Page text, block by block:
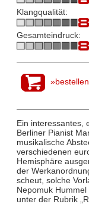
Klangqualität:
Gesamteindruck:
Ein interessantes,
Berliner Pianist
musikalische
verschiedenen
Hemisphäre
der
scheut, solche
Nepomuk
unter der Rubrik